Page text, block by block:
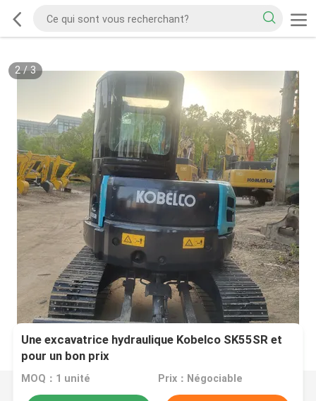
2/3
Une excavatrice hydraulique Kobelco SK55SR et
pour un bon prix
MOQ：1 unité Prix：Négociable